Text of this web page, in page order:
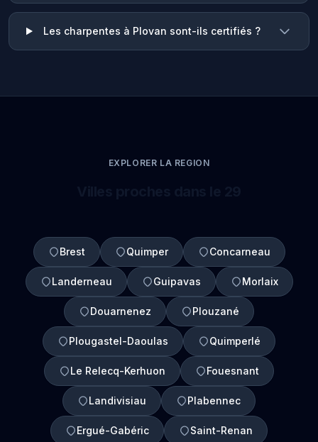
Les charpentes à Plovan sont-ils certifiés ?
EXPLORER LA REGION
Brest Quimper Concarneau
Landerneau Guipavas Morlaix
Douarnenez Plouzané
Plougastel-Daoulas Quimperlé
Le Relecq-Kerhuon Fouesnant
Landivisiau Plabennec
Ergué-Gabéric Saint-Renan